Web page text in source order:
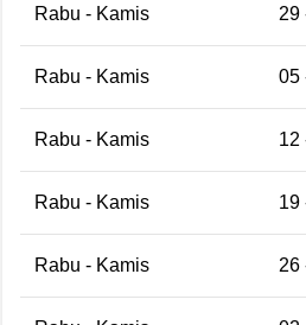
Rabu - Kamis 29
Rabu - Kamis 05
Rabu - Kamis 12
Rabu - Kamis 19
Rabu - Kamis 26